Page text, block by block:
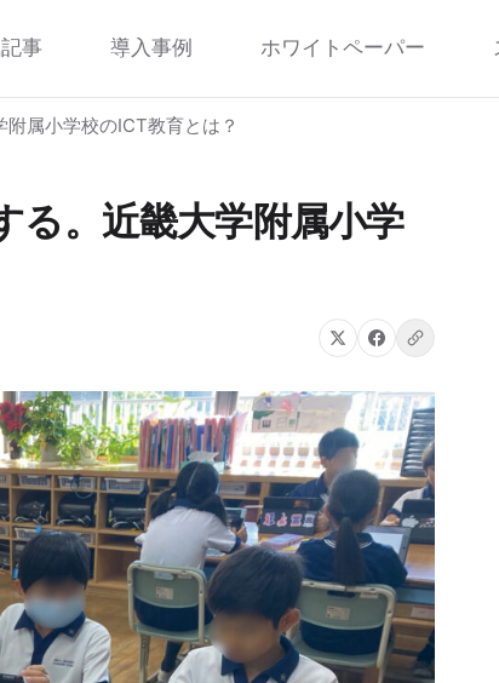
事 導入事例 ホワイトペーパー
属小学校のICT教育とは？
る。近畿大学附属小学